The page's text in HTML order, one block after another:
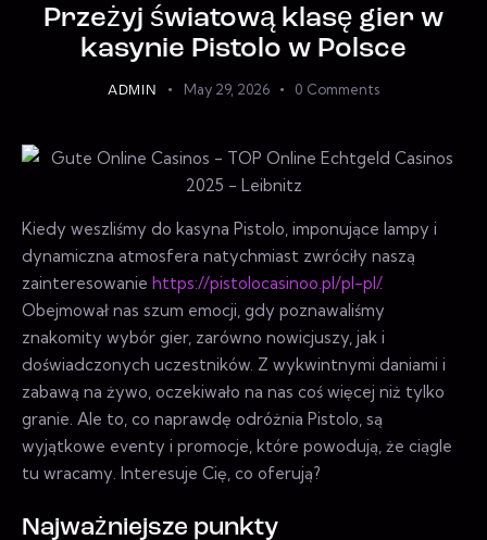
Przeżyj światową klasę gier w
kasynie Pistolo w Polsce
ADMIN May 29, 2026 0 Comments
Kiedy weszliśmy do kasyna Pistolo, imponujące lampy i
dynamiczna atmosfera natychmiast zwróciły naszą
zainteresowanie https://pistolocasinoo.pl/pl-pl/.
Obejmował nas szum emocji, gdy poznawaliśmy
znakomity wybór gier, zarówno nowicjuszy, jak i
doświadczonych uczestników. Z wykwintnymi daniami i
zabawą na żywo, oczekiwało na nas coś więcej niż tylko
granie. Ale to, co naprawdę odróżnia Pistolo, są
wyjątkowe eventy i promocje, które powodują, że ciągle
tu wracamy. Interesuje Cię, co oferują?
Najważniejsze punkty